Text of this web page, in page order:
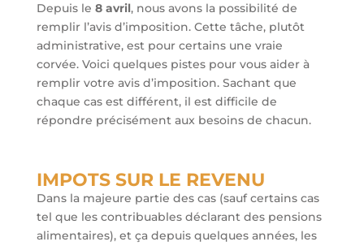
Depuis le 8 avril, nous avons la possibilité de
remplir l’avis d’imposition. Cette tâche, plutôt
administrative, est pour certains une vraie
corvée. Voici quelques pistes pour vous aider à
remplir votre avis d’imposition. Sachant que
chaque cas est différent, il est difficile de
répondre précisément aux besoins de chacun.
IMPOTS SUR LE REVENU
Dans la majeure partie des cas (sauf certains cas
tel que les contribuables déclarant des pensions
alimentaires), et ça depuis quelques années, les